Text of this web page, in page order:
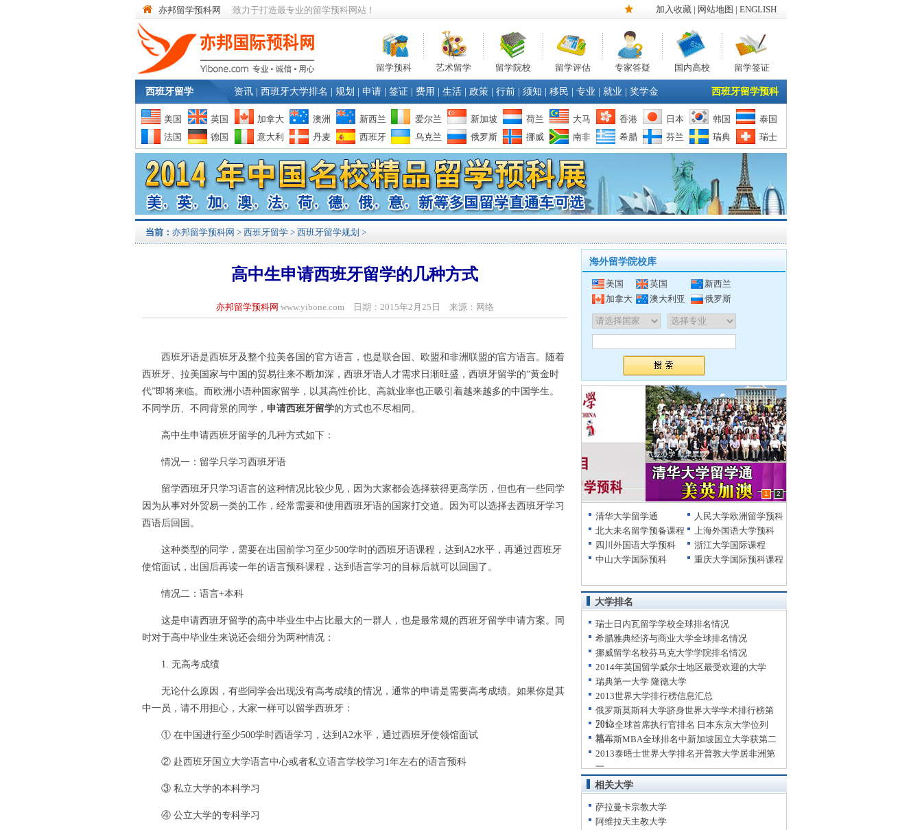
亦邦留学预科网 致力于打造最专业的留学预科网站！ 加入收藏 | 网站地图 | ENGLISH
留学预科 艺术留学 留学院校 留学评估 专家答疑 国内高校 留学签证
西班牙留学 资讯 西班牙大学排名 规划 申请 签证 费用 生活 政策 行前 须知 移民 专业 就业 奖学金 西班牙留学预科
美国 英国 加拿大 澳洲 新西兰 爱尔兰 新加坡 荷兰 大马 香港 日本 韩国
泰国
法国
德国 意大利 丹麦 西班牙 乌克兰 俄罗斯 挪威 南非 希腊 芬兰 瑞典 瑞士
当前： 亦邦留学预科网 > 西班牙留学 > 西班牙留学规划 >
高中生申请西班牙留学的几种方式
亦邦留学预科网 www.yibone.com 日期：2015年2月25日 来源：网络
西班牙语是西班牙及整个拉美各国的官方语言，也是联合国、欧盟和非洲联盟的官方语言。随着
西班牙、拉美国家与中国的贸易往来不断加深，西班牙语人才需求日渐旺盛，西班牙留学的“黄金时
代”即将来临。而欧洲小语种国家留学，以其高性价比、高就业率也正吸引着越来越多的中国学生。
不同学历、不同背景的同学， 申请西班牙留学的方式也不尽相同。
高中生申请西班牙留学的几种方式如下：
情况一：留学只学习西班牙语
留学西班牙只学习语言的这种情况比较少见，因为大家都会选择获得更高学历，但也有一些同学
因为从事对外贸易一类的工作，经常需要和使用西班牙语的国家打交道。因为可以选择去西班牙学习
西语后回国。
这种类型的同学，需要在出国前学习至少500学时的西班牙语课程，达到A2水平，再通过西班牙
使馆面试，出国后再读一年的语言预科课程，达到语言学习的目标后就可以回国了。
情况二：语言+本科
这是申请西班牙留学的高中毕业生中占比最大的一群人，也是最常规的西班牙留学申请方案。同
时对于高中毕业生来说还会细分为两种情况：
1. 无高考成绩
无论什么原因，有些同学会出现没有高考成绩的情况，通常的申请是需要高考成绩。如果你是其
中一员，请不用担心，大家一样可以留学西班牙：
① 在中国进行至少500学时西语学习，达到A2水平，通过西班牙使领馆面试
② 赴西班牙国立大学语言中心或者私立语言学校学习1年左右的语言预科
③ 私立大学的本科学习
④ 公立大学的专科学习
海外留学院校库
美国 英国
新西兰
加拿大
澳大利亚 俄罗斯
1 2
清华大学留学通
人民大学欧洲留学预科
北大未名留学预备课程
上海外国语大学预科
四川外国语大学预科
浙江大学国际课程
中山大学国际预科
重庆大学国际预科课程
大学排名
瑞士日内瓦留学学校全球排名情况
希腊雅典经济与商业大学全球排名情况
挪威留学名校芬马克大学学院排名情况
2014年英国留学威尔士地区最受欢迎的大学
瑞典第一大学 隆德大学
2013世界大学排行榜信息汇总
俄罗斯莫斯科大学跻身世界大学学术排行榜第
79位
2013全球首席执行官排名 日本东京大学位列
第二
福布斯MBA全球排名中新加坡国立大学获第二
2013泰晤士世界大学排名开普敦大学居非洲第
一
相关大学
萨拉曼卡宗教大学
阿维拉天主教大学